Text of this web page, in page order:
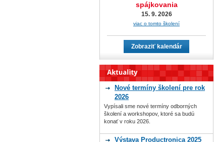
spájkovania
15. 9. 2026
viac o tomto školení
Zobraziť kalendár
Nové termíny školení pre rok
2026
Vypísali sme nové termíny odborných
školení a workshopov, ktoré sa budú
konať v roku 2026.
Výstava Productronica 2025